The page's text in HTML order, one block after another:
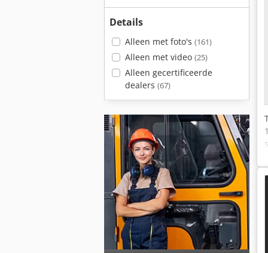
Details
Alleen met foto's (161)
Alleen met video (25)
Alleen gecertificeerde
dealers (67)